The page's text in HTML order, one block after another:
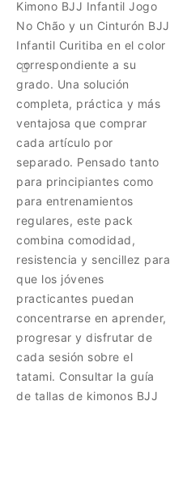
Kimono BJJ Infantil Jogo
No Chão y un Cinturón BJJ
Infantil Curitiba en el color
correspondiente a su
grado. Una solución
completa, práctica y más
ventajosa que comprar
cada artículo por
separado. Pensado tanto
para principiantes como
para entrenamientos
regulares, este pack
combina comodidad,
resistencia y sencillez para
que los jóvenes
practicantes puedan
concentrarse en aprender,
progresar y disfrutar de
cada sesión sobre el
tatami. Consultar la guía
de tallas de kimonos BJJ